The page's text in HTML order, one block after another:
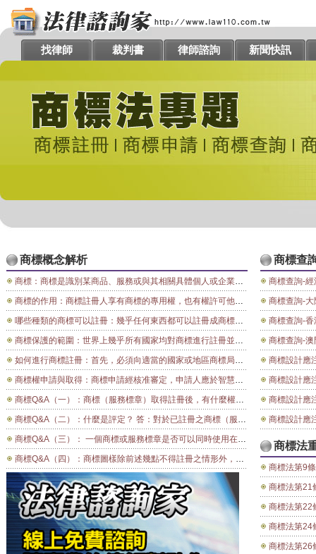
找律師 裁判書 律師諮詢 新聞快訊
商標概念解析
商標：商標是識別某商品、服務或與其相關具體個人或企業的顯著標志。 圖形®常用來表示某個商標經過註冊，並受法律保護。 圖形™表示某個標誌是作為商標進行使用。 商標的起源可追溯至古代，當時工匠將其簽字或「標記」印製在其藝術品或實用產品上。這些標記演變成為今天的商標註冊和保護制度。這一制度幫助消費者識別和購買某產品或服務，因為商標所標示的該產品或服務的性質和質量符合他們的需求。
商標的作用：商標註冊人享有商標的專用權，也有權許可他人使用商標以獲取報酬。各國對商標權的保護期限長短不一，但期滿之後，只要另外繳付費用，即可對商標予以續展，次數不限。商標保護是由法院或行政機關來實施的，在大多數制度中，法院和管理商標的行政機關都有權制止商標侵權行為，一般而言，法院的裁決具有最終效力。從廣義上講，商標對商標註冊人是一種獎勵，使其商品或服務獲得承認和經濟效益，商標也鼓勵創作和積極的態度。商標保護還可阻止諸如假冒者之類的不正當競爭者用相同或相似的標記，來推銷低劣或不同的產品或服務。商標制度能使有技能、有進取心的人在儘可能公平的條件下，進行商品和服務的生產與銷售，從而促進國際貿易的發展。(商標權註冊)
哪些種類的商標可以註冊：幾乎任何東西都可以註冊成商標。商標可以是文字、字母和數字，或它們的組合。構成商標的可以是圖形、顏色、符號、立體標記（例如商品的形狀和包裝）、有聲標誌（例如音樂聲或聲音），也可以是香味或具區別特徵的顏色。 商標除了可標明商品或服務的商業性來源，還有其他種類的商標。集體商標為某協會所擁有，該協會的成員用集體商標來標明其符合一定的質量標準和該協會所確定的其他要求。這些協會中有代表性的有，會計師協會、工程師協會或建築師協會。證明商標是用來證明達到某些規定的標準的商標，但不限於僅由任何成員使用。任何人只要交驗有關產品達到若干規定的標準的證明，即可取得證明商標。例如，用於乾酪的英國商標「斯第爾頓」即是一種證明商標。(商標權註冊)
商標保護的範圍：世界上幾乎所有國家均對商標進行註冊並加以保護。每一個國家或地區局均有商標註冊簿，其中載有關於所有註冊和續展的全部申請資料，為審查、檢索和可能由第三方提出異議提供便利，但商標註冊的效力僅限於所涉的一個國家（或，屬於地區註冊的，幾個國家）。 為了避免非要在每一個國家或地區局分別註冊不可的情形，世界知識產權組織實行一種商標國際註冊制度。該制度的依據是兩部條約，即《商標國際註冊馬德里協定》和《馬德里議定書》。與該一部或兩部條約的成員國有某種聯繫（通過國籍、住所或營業所）的任何人，根據在該國商標局進行的註冊或提出的申請，可以取得在馬德里聯盟部分或全部其他國家有效的國際註冊，目前，有60多個國家參加了該一部或兩部協定。
如何進行商標註冊：首先，必須向適當的國家或地區商標局提交商標註冊申請書，該申請書中必須有一份申請註冊的標誌的清晰圖樣，包括任何顏色、形狀或立體特徵。該申請書中還必須列出使用該標誌的商品或服務的清單。該標誌必須符合若干條件，才能作為商標或其他類型的標記受到保護。該標誌須有顯著性特徵，使消費者能將其作為識別某具體產品的標誌加以區別，並與識別其他產品的其他商標區分開來。該標誌不得誤導或欺騙消費者，也不得違反公共秩序或公共道德。 最後，所申請的商標權不得與已經授予另一商標註冊人的商標權相同或相似。這一點可以通過國家局的檢索和審查，或通過提出相似或相同權利主張的第三方所提出的異議，予以確定。 中國商標註冊採用審查制，要通過形式審查和實質審查兩個過程。(商標權註冊)
商標權申請與取得：商標申請經核准審定，申請人應於智慧財產局的審定書送達的次日起2個月內，繳納註冊費後，始予註冊公告，並自註冊公告當日起取得商標權，商標註冊證則於註冊公告後隨即郵寄發給。核准審定的商標，若於期限內未繳費者，原核准審定失其效力。（商標法第25條第2項）-商標申請/商標權申請
商標Q&A（一）：商標（服務標章）取得註冊後，有什麼權利？ 答：商標（服務標章）自註冊之日起，由註冊人取得「商標專用權」，他人不得以同一或近似之商標（標章）圖樣，指定使用於同一或類似商品（服務）。(商標權註冊) 二、何謂「商標優先權」？得主張優先權之要件為何？ 答：(一)「商標優先權」，乃保護創用商標者，於一定期間內，向其他國家申請註冊時，仍可主張其第一次申請商標註冊之日期為在其他國家申請註冊之日期。其目的在於：排除在其他國家抄襲此商標者，有搶先提出申請，取得註冊之可能。 (二)按商標法第四條規定，得主張優先權之要件有三： ☆須與我國訂有相互保護商標之條約或協定。 ☆須在外國依法申請註冊之商標。 ☆須在六個月內向我國申請註冊。 商標權申請 三、註冊商標（服務標章）得否授權他人使用？ 答：可以。按商標法第廿六條第一項規定：「商標專用權人得就其所註冊之商品全部或一部分授權他人使用其商標。」，惟應向中央標準局申請授權登記；未經登記者，不行對抗第三人。 四、商標（服務標章）註冊後，利害關係人申請撤銷商標（標章）專用權之事由為何？ 答：(一)自 行變換商標圖樣或加附記，致與他人使用於同一商品或類似商品之註冊商標構成近似而使用者。 (二)無正當事由迄未使用或繼續停止使用已滿三年者。但有聯合商標使用於同一商品，或商標授權之使用人有使用且提出使用證明者，不在此限。 (三)未經註冊而授權他人使用或違反授權標示規定，經通知限期改正而不改正者。 (四)商標侵害他人之著作權、新式樣專利權或其他權利經判決確定者。 五、什麼是「服務標章」？與「商標」區別何在？ 答：「服務標章」乃表彰自己營業上所提供服務之標識，其圖樣亦可由文字、圖形、記號或其聯合式所組成。與「商標」區別在於：一為表彰「商品」，一為表彰「服務」。 六、什麼是異議？ 答：對於審定商標（服務標章），任何人認為其有違反商標法規定者，得於公告期間（三個月）內，向商標主管機關提出異議，以撤銷其商標（服務標章）之審定。
商標Q&A（二）：什麼是評定？ 答：對於已註冊之商標（服務標章），利害關係人認為有法定評定事由者，得對之提出申請評定其商標（服務標章）專用權自始無效。 八、何謂商標？正商標？ 答：「商標」乃表彰自己營業上商品之標誌。聯合商標或防護商標申請註冊時，其已註冊或申請在先之創設商標（被聯合或被防護），稱為正商標。同時提出申請者，應指定其一為正商標。 九、商標（服務標章）註冊後，是否有專用期間之限制？ 答：有，依商標法第廿四條規定，商標專用期間為十年，並得於期滿前一年內申請延展，每次延展以十年為限。 未經延展註冊之商標於專用期間屆滿則失效，不得再主張商標專用權。 十、何謂防護商標？ 答：同一人已有商標申請或註冊在先，再以同一商標圖樣，指定使用於非同一或非類似而性質相關聯之商品，得申請註冊為防護商標。但著名商標不受商品性質相關聯之限制。 十一、如何申請商標註冊？(商標權申請) 答：申請商標註冊應檢附左列文件、規費，向經濟部智慧財產局申請： （一）商標、服務標章、證明標章或團體標章註冊申請書。 （二）規費有二種：正商標（服務標章）聯合商標（服務標章）為新台幣二五○○元。 防護商標（服務標章）、證明標章、團體標章為新台幣四○○○元。 （三）申請人營業之相關事證（如申請防護商標或防護服務標章則毋需檢附）。 （四）商標圖樣十五張，如為彩色者，應另附黑白圖樣三張，其長及寬不得超過五公分。 （五）申請聯合或防護商標（或服務標章）註冊者，應另附正商標（或服務標章）註冊證或審定書影本乙份。 (商標權註冊) 十二、可否以分公司之名義申請商標註冊？ 答：分公司無獨立之人格，不得作為權利義務之主體，應以總公司之名義申請商標註冊。
商標Q&A（三）： 一個商標或服務標章是否可以同時使用在多類商品或服務申請註冊？ 答：可以，但要以一類一案為原則，依商品、指定服務之不同類別各別申請註冊。(商標權申請) 十四、什麼是「商標」？ 答：「商標」乃表彰自己營業上商品之標識，其圖樣可由文字、圖形、記號或其聯合式所構成。 十五、何種情形可主張優先權？ 答：在與中華民國訂有相互保護商標條約或協定之國家，依法申請註冊之商標，於首次申請日翌日起六個月內向中華民國申請註冊者，得主張優先權。 十六、主張優先權者，應檢附那些證明文件？目前我國與那些國家互相承認優先權？ 答：（一）申請人應於申請註冊同時提出聲明，並應載明在外國之申請、申請案號及受理該申請之國家。 （二）申請人應於申請之日起三個月內檢送該外國政府證明受理之申請文件。 十七、何謂「審定商標／服務標章」？何謂「註冊商標／服務標章」 答：(一)「審定商標（服務標章）」，係指商標（標章）經審查後認為合法者，公告於商標主管機關公報。 (二)「註冊商標（服務標章）」，係指審定商標（標章）自公告之日起滿三個月無人異議，或異議不成立確定後，予以註冊之商標（標章）。 十八、表示商標已註冊「R」或表示作為商標使用之「TM」可否載於商標圖樣內申請註冊？(商標權申請) 答：商標圖樣上之文字、圖形、記號或其聯合式，應具特別顯著性。又商標經註冊後，商標專用權人對該圖樣即享有專用及排他使用之權利。「R」乃一般交市場上通常表示該商標己註冊之標誌，而「TM」則表示作為商標使用之標誌，任何商標專用權人或使用人均得以之標示於註冊商標上，故不具商標之特別顯著性及專用性，應不得作為如標圖樣之一部分申請註冊。
商標Q&A（四）：商標圖樣除前述幾點不得註冊之情形外，尚有什麼不得註冊之規定？ 答：商標圖樣有左列情形之者，不得申請註冊： （一）相同或近似於中華民國國旗、國徽、國璽、軍旗、軍徽、印信、勳章或外國國旗者。 （二）相同於國父或國家元首之肖像或姓名者。 （三）相同或近似於紅十字章或其他國內或國際著名組織名稱、徽記、標章者。 二十、商標（服務標章）專用權是否可以移轉他人？ 答：可以。受讓人應檢附身分證明文件暨營業相關事證、移轉契約或移轉證明文件等向商標主管機關辦理移轉登記；未經登記者，不得對抗第三人。 二十一、什麼是「服務標章」？「商標」有何區別？(商標權申請) 答：「商標」乃表彰自己營業上商品之標誌；「服務標章」則為表彰自己營業上所提供服務之標誌。二者之區別一為表彰商品，一為表彰服務。 二十二、團體標章的申請人為何？ 答：按商標法第七十四條規定，凡公會、協會或其他團體為表彰其組織或會籍，欲專用標章者均可申請。 二十三、何謂聯合商標？ 答：同一人已有商標申請或註冊在先，再以同一商標圖樣，指定使用於類似商品，或以近似之商標圖樣，指定使用於同一商品或類似商品，應申請註冊為聯合商標。 二十四、證明標章的申請人為何？ 答：按商標法第七十三條規定，凡提供知識或技術，以標章證明他人商品或服務之特性、品、精密度或其他事項，欲專用標章之具有證明他人商品或服務能力之法人、團體或政府機關。
商標查
商標查詢-
商標查詢-
商標查詢-
商標查詢-
商標設計應注意事項（一）：不可用商品本身的說明文字或圖形作為商標： 商標法禁止以商品本身的名稱、
商標設計應注意事項（二）：不可與他人註冊
商標設計應注意事項（三）：不可以他人著名商標作為
商標設計應注意事項（四）：不可用易使消費者對其商品的內容、性質、品質、產地會發
商標法
商標法第9條 申請商標註冊及處理有關商標之事務，得委任商標代理人辦理之。在中華民國境內無住所或營業所者，申請商標註冊及處理有關商標之事務，應委任商
商標法第21條 商標自
商標法第22條 同一人以同一商標圖樣，指定使用於類似商品，或以近似之商標圖樣，指定使用於同一商品或類似商品，應申請註冊為聯合商標。同一人以同一商標圖樣，指定使用於非同一或非類似而性質相關聯之
商標法第24條 商標專用期間為十年，自註冊之日起算。聯合商標及防護商之專用期間，以其正商標為準。
商標法第26條 商標專用權人得就其所註冊之商品之全部